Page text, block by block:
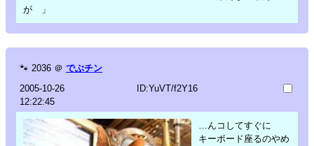
が 」
🐾 2036 ＠ でぶチン
2005-10-26
12:22:45
ID:YuVT/f2Y16
…んコしてすぐに
キーボード座るのやめ